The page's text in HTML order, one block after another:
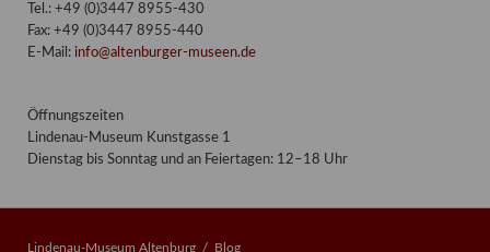
Tel.: +49 (0)3447 8955-430
Fax: +49 (0)3447 8955-440
E-Mail: info@altenburger-museen.de
Öffnungszeiten
Lindenau-Museum Kunstgasse 1
Dienstag bis Sonntag und an Feiertagen: 12–18 Uhr
Lindenau-Museum Altenburg Blog